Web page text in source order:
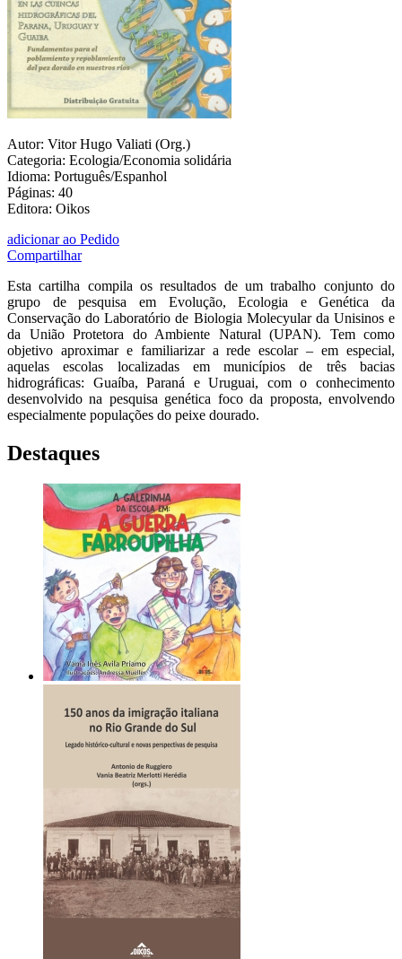
Autor: Vitor Hugo Valiati (Org.)
Categoria: Ecologia/Economia solidária
Idioma: Português/Espanhol
Páginas: 40
Editora: Oikos
adicionar ao Pedido
Compartilhar
Esta cartilha compila os resultados de um trabalho conjunto do
grupo de pesquisa em Evolução, Ecologia e Genética da
Conservação do Laboratório de Biologia Molecyular da Unisinos e
da União Protetora do Ambiente Natural (UPAN). Tem como
objetivo aproximar e familiarizar a rede escolar – em especial,
aquelas escolas localizadas em municípios de três bacias
hidrográficas: Guaíba, Paraná e Uruguai, com o conhecimento
desenvolvido na pesquisa genética foco da proposta, envolvendo
especialmente populações do peixe dourado.
Destaques